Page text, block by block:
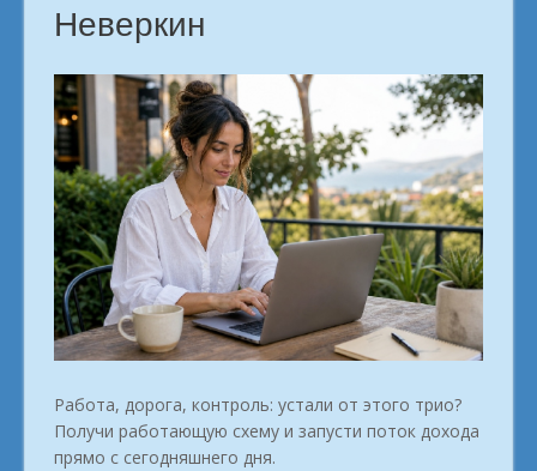
Неверкин
Работа, дорога, контроль: устали от этого трио?
Получи работающую схему и запусти поток дохода
прямо с сегодняшнего дня.